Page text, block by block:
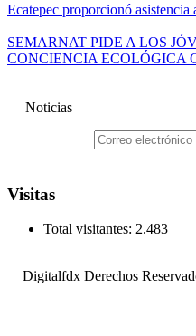
Ecatepec proporcionó asistencia
SEMARNAT PIDE A LOS
CONCIENCIA ECOLÓGICA
Noticias
Visitas
Total visitantes: 2.483
Digitalfdx Derechos